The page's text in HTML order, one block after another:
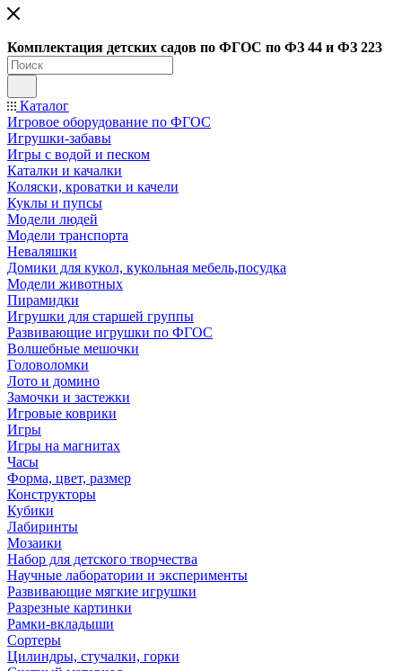
Комплектация детских садов по ФГОC по ФЗ 44 и ФЗ 223
Каталог
Игровое оборудование по ФГОС
Игрушки-забавы
Игры с водой и песком
Каталки и качалки
Коляски, кроватки и качели
Куклы и пупсы
Модели людей
Модели транспорта
Неваляшки
Домики для кукол, кукольная мебель,посудка
Модели животных
Пирамидки
Игрушки для старшей группы
Развивающие игрушки по ФГОС
Волшебные мешочки
Головоломки
Лото и домино
Замочки и застежки
Игровые коврики
Игры
Игры на магнитах
Часы
Форма, цвет, размер
Конструкторы
Кубики
Лабиринты
Мозаики
Набор для детского творчества
Научные лаборатории и эксперименты
Развивающие мягкие игрушки
Разрезные картинки
Рамки-вкладыши
Сортеры
Цилиндры, стучалки, горки